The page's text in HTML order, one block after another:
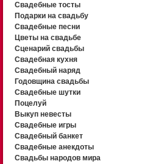
Свадебные тосты
Подарки на свадьбу
Свадебные песни
Цветы на свадьбе
Сценарий свадьбы
Свадебная кухня
Свадебный наряд
Годовщина свадьбы
Свадебные шутки
Поцелуй
Выкуп невесты
Свадебные игры
Свадебный банкет
Свадебные анекдоты
Свадьбы народов мира